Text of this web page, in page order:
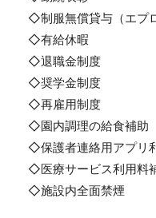
◇制服無償貸与（エプ
◇有給休暇
◇退職金制度
◇奨学金制度
◇再雇用制度
◇園内調理の給食補助
◇保護者連絡用アプリ
◇医療サービス利用料
◇施設内全面禁煙